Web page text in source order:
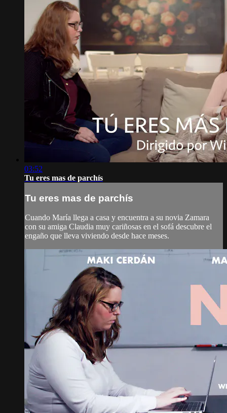
03:52
Tu eres mas de parchís
Tu eres mas de parchís
Cuando María llega a casa y encuentra a su novia Zamara
con su amiga Claudia muy cariñosas en el sofá descubre el
engaño que lleva viviendo desde hace meses.